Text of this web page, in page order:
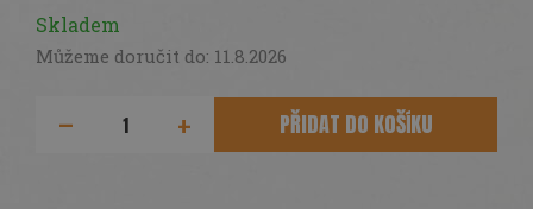
Skladem
Můžeme doručit do: 11.8.2026
PŘIDAT DO KOŠÍKU